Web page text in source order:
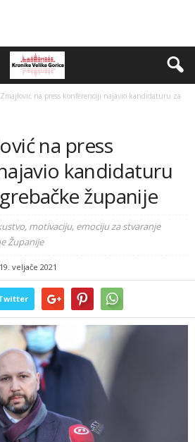
na press konferenciji najavio kandidaturu za
na press
kandidaturu
županije
motivaciju, emociju za stvaranje
Županije
19. veljače 2021